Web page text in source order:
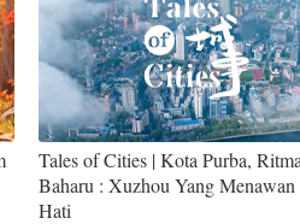
Tales of Cities | Kota Purba, Ritma
Baharu : Xuzhou Yang Menawan
Hati